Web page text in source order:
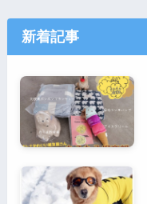
新着記事